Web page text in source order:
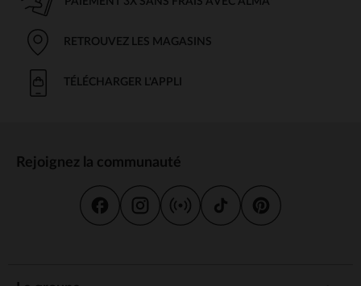
RETROUVEZ LES MAGASINS
TÉLÉCHARGER L'APPLI
Rejoignez la communauté